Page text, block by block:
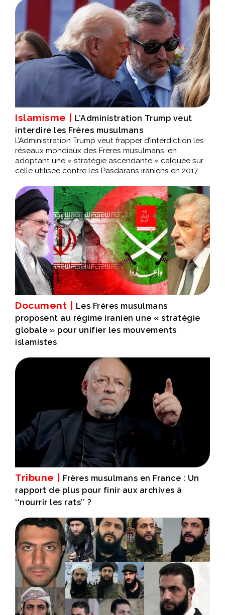
Islamisme |
L’Administration Trump veut
interdire les Frères musulmans
L’Administration Trump veut frapper d’interdiction les
réseaux mondiaux des Frères musulmans, en
adoptant une « stratégie ascendante » calquée sur
celle utilisée contre les Pasdarans iraniens en 2017.
Document |
Les Frères musulmans
proposent au régime iranien une « stratégie
globale » pour unifier les mouvements
islamistes
Tribune | Frères musulmans en France : Un
rapport de plus pour finir aux archives à
‘‘nourrir les rats’’ ?